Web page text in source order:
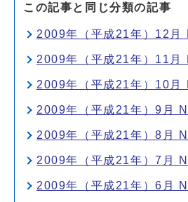
この記事と同じ分類の記事
2009年（平成21年）12月
2009年（平成21年）11月
2009年（平成21年）10月
2009年（平成21年）9月
2009年（平成21年）8月
2009年（平成21年）7月
2009年（平成21年）6月